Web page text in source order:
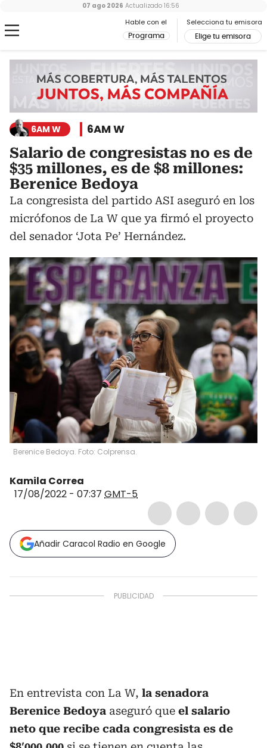
Hable con el
Programa
Selecciona tu emisora
Elige tu emisora
07 ago 2026 Actualizado 16:56
6AM W 6AM W
Salario de congresistas no es de
$35 millones, es de $8 millones:
Berenice Bedoya
La congresista del partido ASI aseguró en los
micrófonos de La W que ya firmó el proyecto
del senador ‘Jota Pe’ Hernández.
Berenice Bedoya. Foto: Colprensa.
Kamila Correa
17/08/2022 - 07:37 GMT-5
Añadir Caracol Radio en Google
En entrevista con La W, la senadora
Berenice Bedoya aseguró que el salario
neto que recibe cada congresista es de